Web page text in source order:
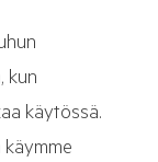
kun
käytössä.